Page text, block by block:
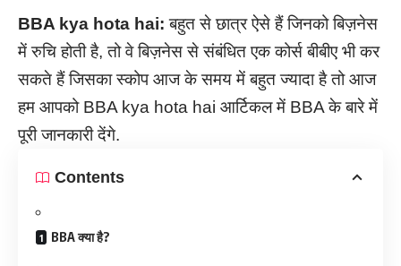
BBA kya hota hai: बहुत से छात्र ऐसे हैं जिनको बिज़नेस
में रुचि होती है, तो वे बिज़नेस से संबंधित एक कोर्स बीबीए भी कर
सकते हैं जिसका स्कोप आज के समय में बहुत ज्यादा है तो आज
हम आपको BBA kya hota hai आर्टिकल में BBA के बारे में
पूरी जानकारी देंगे.
Contents
BBA क्या है?